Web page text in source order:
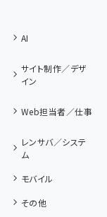
AI
サイト制作／デザ
イン
Web担当者／仕事
レンサバ／システ
ム
モバイル
その他